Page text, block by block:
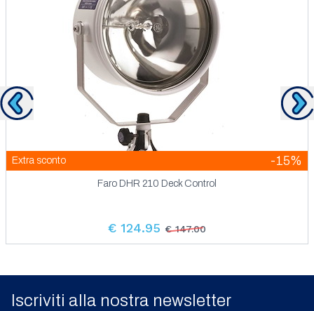
Categorie:
Fari Professionali Dhr
Extra sconto -15%
Faro DHR 210 Deck Control
€ 124.95 € 147.00
Iscriviti alla nostra newsletter